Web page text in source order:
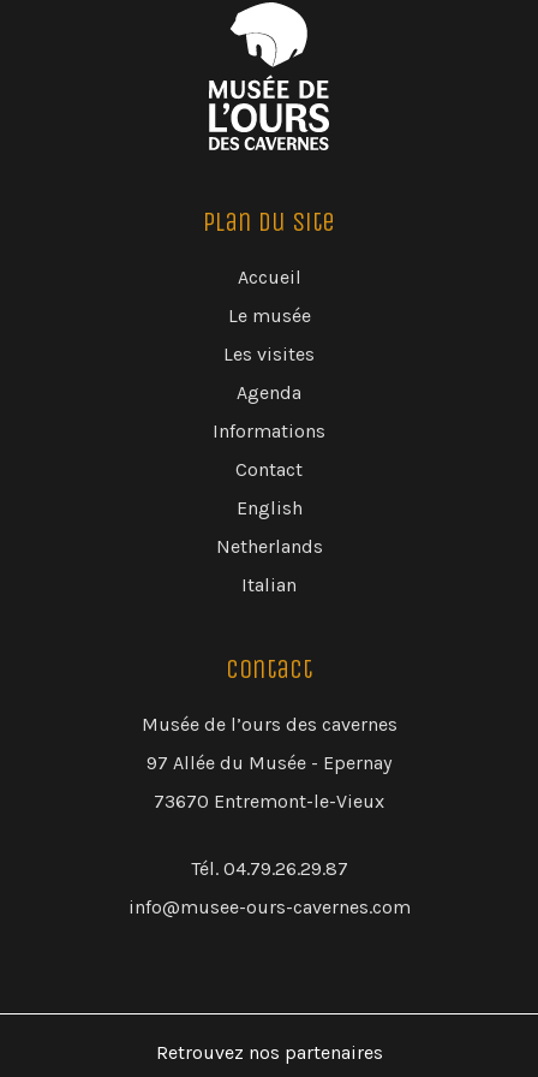
Plan du Site
Accueil
Le musée
Les visites
Agenda
Informations
Contact
English
Netherlands
Italian
Contact
Musée de l’ours des cavernes
97 Allée du Musée - Epernay
73670 Entremont-le-Vieux
Tél. 04.79.26.29.87
info@musee-ours-cavernes.com
Retrouvez nos partenaires